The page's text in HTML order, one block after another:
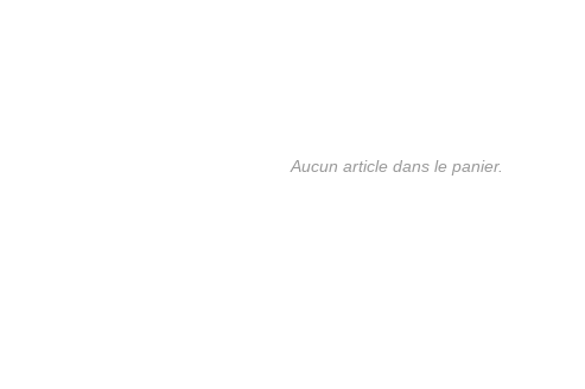
Aucun article dans le panier.